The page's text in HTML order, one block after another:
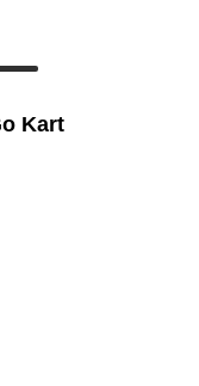
Kart